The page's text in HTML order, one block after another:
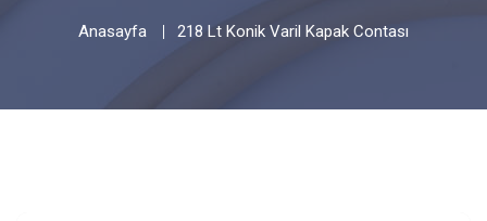
Anasayfa 218 Lt Konik Varil Kapak Contası